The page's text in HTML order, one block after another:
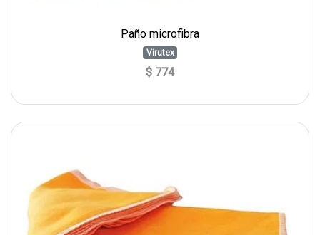
Paño microfibra
Virutex
$ 774